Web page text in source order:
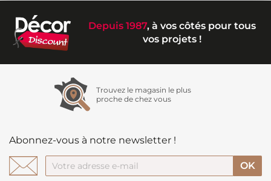
Depuis 1987, à vos côtés pour tous
vos projets !
Trouvez le magasin le plus
proche de chez vous
Abonnez-vous à notre newsletter !